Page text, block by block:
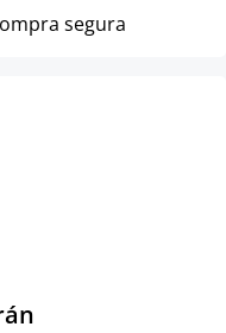
segura